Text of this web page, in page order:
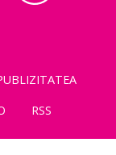
RSS